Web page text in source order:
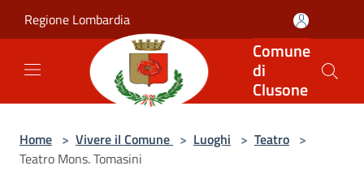
Regione Lombardia
Comune
di
Clusone
Home > Vivere il Comune > Luoghi > Teatro >
Teatro Mons. Tomasini